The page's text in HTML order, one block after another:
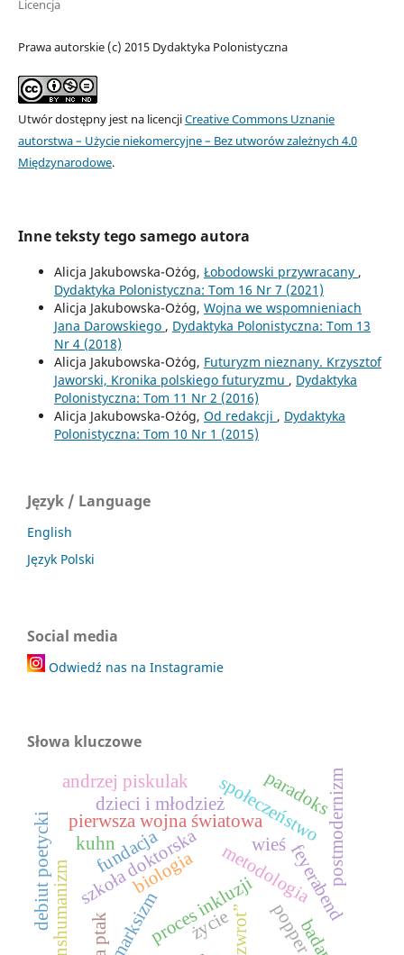
Licencja
Prawa autorskie (c) 2015 Dydaktyka Polonistyczna
Utwór dostępny jest na licencjiCreative Commons Uznanie
autorstwa – Użycie niekomercyjne – Bez utworów zależnych 4.0
Międzynarodowe.
Inne teksty tego samego autora
Alicja Jakubowska-Ożóg, Łobodowski przywracany ,
Dydaktyka Polonistyczna: Tom 16 Nr 7 (2021)
Alicja Jakubowska-Ożóg, Wojna we wspomnieniach
Jana Darowskiego , Dydaktyka Polonistyczna: Tom 13
Nr 4 (2018)
Alicja Jakubowska-Ożóg, Futuryzm nieznany. Krzysztof
Jaworski, Kronika polskiego futuryzmu , Dydaktyka
Polonistyczna: Tom 11 Nr 2 (2016)
Alicja Jakubowska-Ożóg, Od redakcji , Dydaktyka
Polonistyczna: Tom 10 Nr 1 (2015)
Język / Language
English
Język Polski
Social media
Odwiedź nas na Instagramie
Słowa kluczowe
pierwsza wojna światowa
metodologia
szkoła doktorska
fundacja
społeczeństwo
proces inkluzji
dzieci i młodzież
popper
feyerabend
kuhn
biologia
transhumanizm
postmodernizm
„zwrot”
debiut poetycki
andrzej piskulak
życie
marksizm
paradoks
wieś